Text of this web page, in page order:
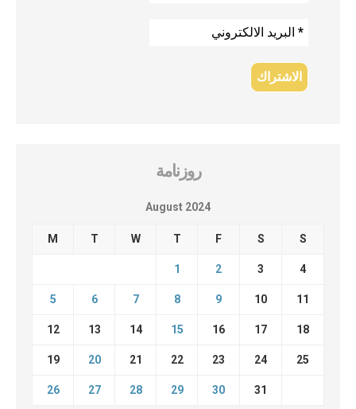
روزنامة
August 2024
M T W T F S S
1 2 3 4
5 6 7 8 9 10 11
12 13 14 15 16 17 18
19 20 21 22 23 24 25
26 27 28 29 30 31